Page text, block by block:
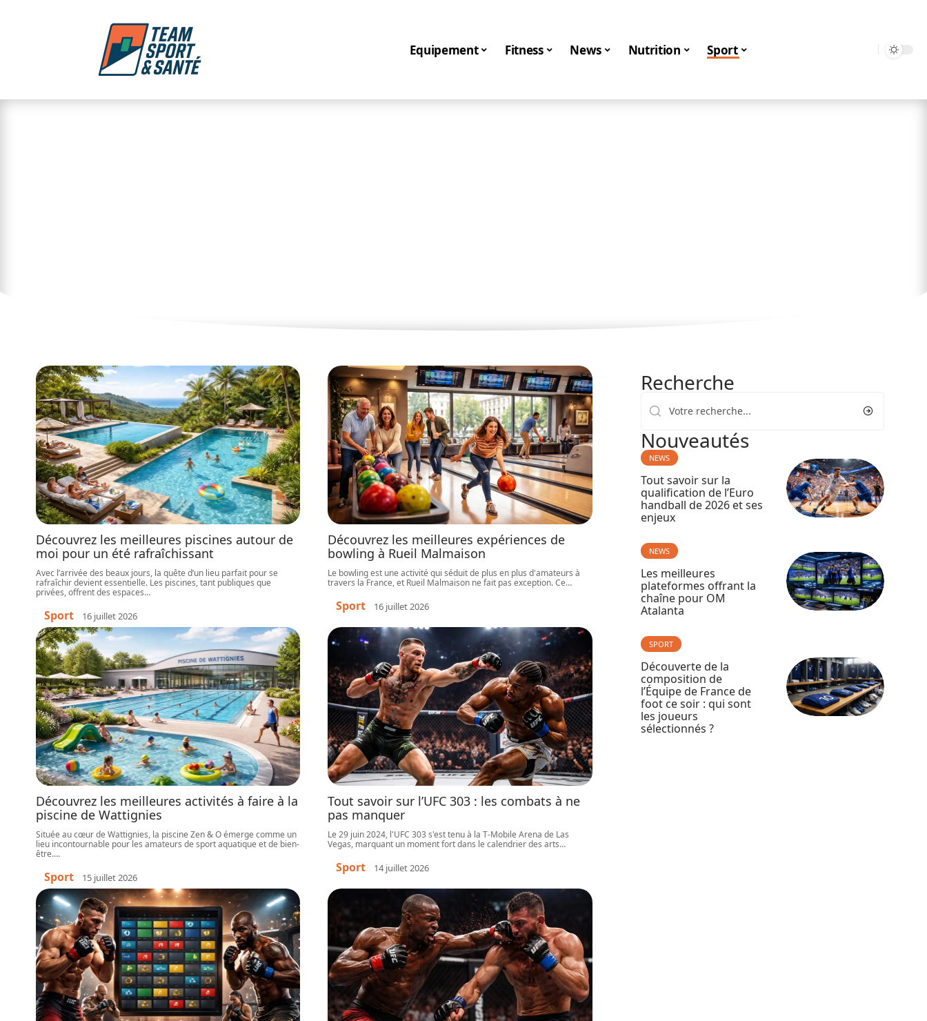
Equipement Fitness News Nutrition Sport
Découvrez les meilleures piscines autour de
moi pour un été rafraîchissant
Avec l’arrivée des beaux jours, la quête d’un lieu parfait pour se
rafraîchir devient essentielle. Les piscines, tant publiques que
privées, offrent des espaces…
Sport 16 juillet 2026
Découvrez les meilleures expériences de
bowling à Rueil Malmaison
Le bowling est une activité qui séduit de plus en plus d'amateurs à
travers la France, et Rueil Malmaison ne fait pas exception. Ce…
Sport 16 juillet 2026
Découvrez les meilleures activités à faire à la
piscine de Wattignies
Située au cœur de Wattignies, la piscine Zen & O émerge comme un
lieu incontournable pour les amateurs de sport aquatique et de bien-
être.…
Sport 15 juillet 2026
Tout savoir sur l’UFC 303 : les combats à ne
pas manquer
Le 29 juin 2024, l'UFC 303 s'est tenu à la T-Mobile Arena de Las
Vegas, marquant un moment fort dans le calendrier des arts…
Sport 14 juillet 2026
Recherche
Nouveautés
NEWS
Tout savoir sur la
qualification de l’Euro
handball de 2026 et ses
enjeux
NEWS
Les meilleures
plateformes offrant la
chaîne pour OM
Atalanta
SPORT
Découverte de la
composition de
l’Équipe de France de
foot ce soir : qui sont
les joueurs
sélectionnés ?